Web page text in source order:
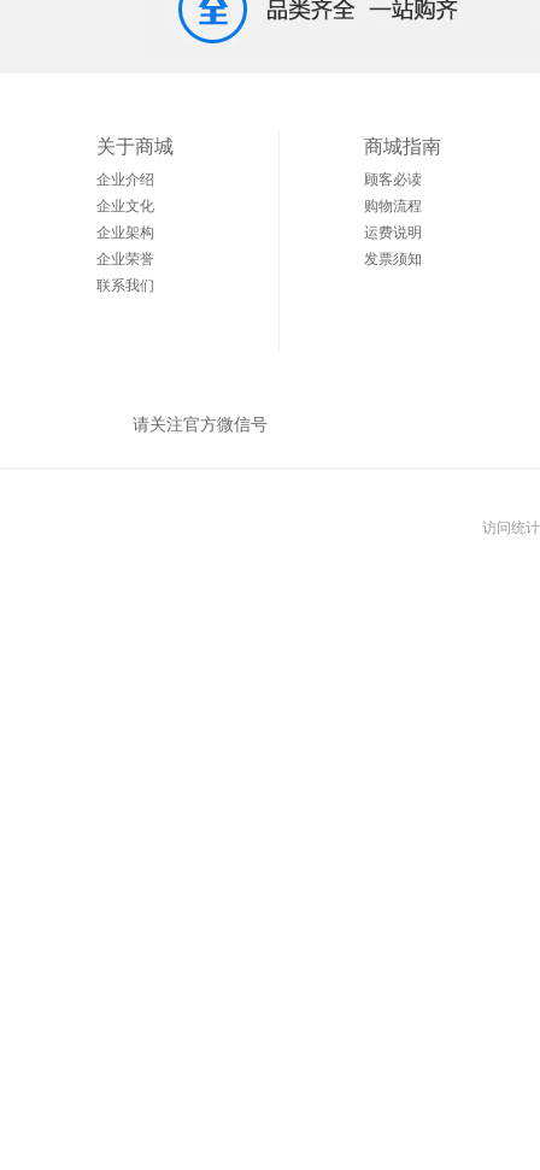
关于商城
企业介绍
企业文化
企业架构
企业荣誉
联系我们
商城指南
顾客必读
购物流程
运费说明
发票须知
请关注官方微信号
访问统